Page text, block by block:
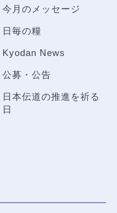
今月のメッセージ
日毎の糧
Kyodan News
公募・公告
日本伝道の推進を祈る
日